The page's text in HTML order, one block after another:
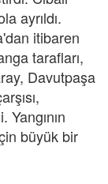
ayrıldı.
itibaren
tarafları,
Davutpaşa
büyük bir